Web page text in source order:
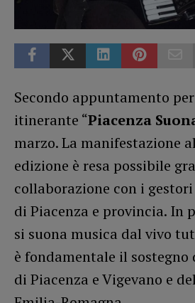
Secondo appuntamento
itinerante “Piacenza
marzo. La manifestazione
edizione è resa possibile
collaborazione con i
di Piacenza e provincia. In
si suona musica dal vivo
è fondamentale il sostegno
di Piacenza e Vigevano e